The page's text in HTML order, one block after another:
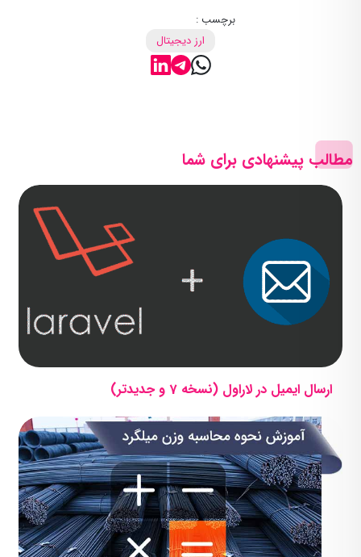
برچسب :
ارز دیجیتال
مطالب پیشنهادی برای شما
ارسال ایمیل در لاراول (نسخه 7 و جدیدتر)